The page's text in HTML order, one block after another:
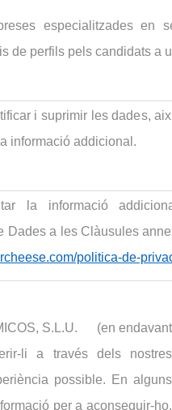
especialitzades en
de perfils pels candidats a
i suprimir les dades,
informació addicional.
la informació
Dades a les Clàusules
politica-de-
S.L.U.
(en endavant
li a través dels nostres
possible. En alguns
per a aconseguir-ho.